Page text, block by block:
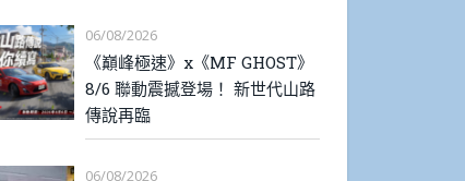
06/08/2026
《巔峰極速》x《MF GHOST》
8/6 聯動震撼登場！ 新世代山路
傳說再臨
06/08/2026